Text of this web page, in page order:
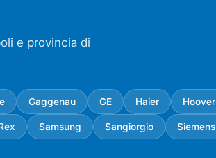
e provincia di
Gaggenau GE Haier Hoover
Samsung Sangiorgio Siemens